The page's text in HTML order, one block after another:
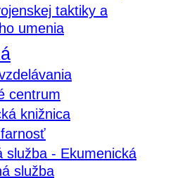
taktiky a
umenia
centrum
knižnica
služba - Ekumenická
služba